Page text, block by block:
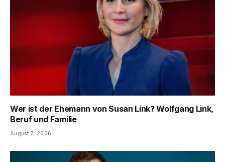
Wer ist der Ehemann von Susan Link? Wolfgang Link,
Beruf und Familie
August 7, 2026